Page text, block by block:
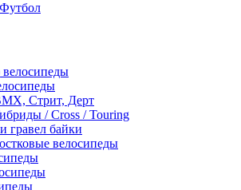
Футбол
Стрит, Дерт
/ Cross / Touring
гравел байки
велосипеды